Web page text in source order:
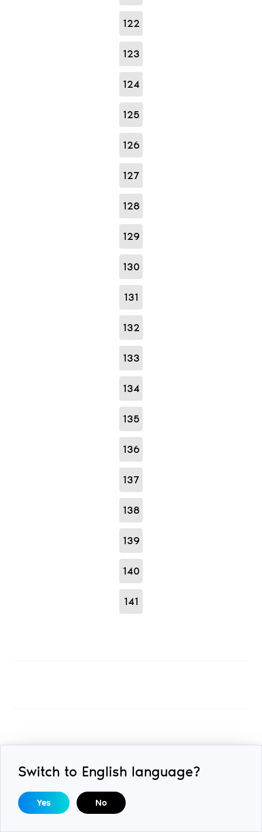
122
123
124
125
126
127
128
129
130
131
132
133
134
135
136
137
138
139
140
141
8 The Green, Suite A, Dover,
Switch to English language?
Yes No